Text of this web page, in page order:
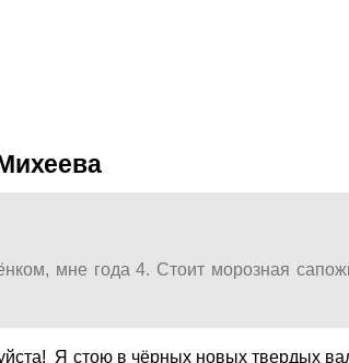
мне года 4. Стоит морозная
Я стою в чёрных новых твердых